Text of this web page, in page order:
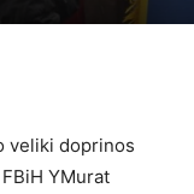
veliki doprinos
YMurat